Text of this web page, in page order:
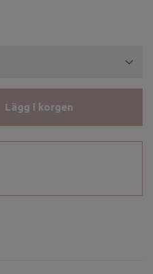
Lägg i korgen